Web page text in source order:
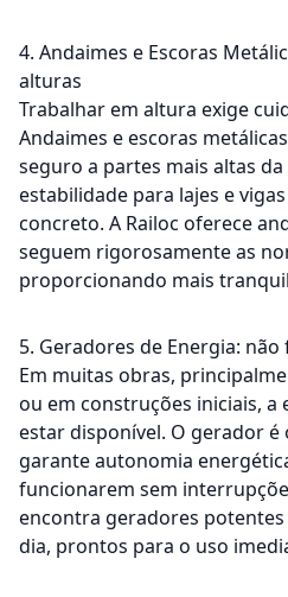
4. Andaimes e Escoras
alturas
Trabalhar em altura exige
Andaimes e escoras
seguro a partes mais altas
estabilidade para lajes e
concreto. A Railoc oferece
seguem rigorosamente as
proporcionando mais
5. Geradores de Energia:
Em muitas obras,
ou em construções iniciais, a
estar disponível. O gerador
garante autonomia
funcionarem sem
encontra geradores
dia, prontos para o uso